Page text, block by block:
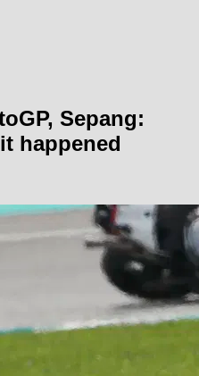
Sepang:
happened